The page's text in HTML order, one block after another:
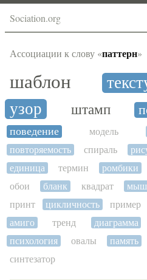
Sociation.org
Ассоциации к слову «паттерн»
шаблон
узор
штамп
поведение модель
повторяемость
спираль
единица
термин ромбики
обои
бланк квадрат
принт
цикличность пример
амиго
тренд диаграмма
психология
овалы память
синтезатор